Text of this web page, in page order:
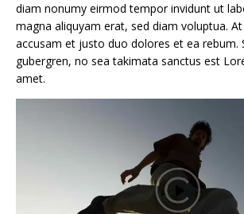
diam nonumy eirmod tempor invidunt ut
magna aliquyam erat, sed diam voluptua.
accusam et justo duo dolores et ea rebum.
gubergren, no sea takimata sanctus est
amet.